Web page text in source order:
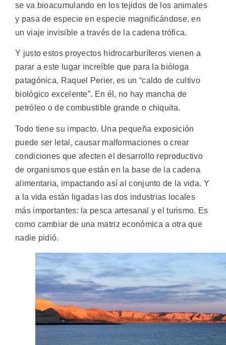
se va bioacumulando en los tejidos de los animales
y pasa de especie en especie magnificándose, en
un viaje invisible a través de la cadena trófica.
Y justo estos proyectos hidrocarburíferos vienen a
parar a este lugar increíble que para la bióloga
patagónica, Raquel Perier, es un “caldo de cultivo
biológico excelente”. En él, no hay mancha de
petróleo o de combustible grande o chiquita.
Todo tiene su impacto. Una pequeña exposición
puede ser letal, causar malformaciones o crear
condiciones que afecten el desarrollo reproductivo
de organismos que están en la base de la cadena
alimentaria, impactando así al conjunto de la vida. Y
a la vida están ligadas las dos industrias locales
más importantes: la pesca artesanal y el turismo. Es
como cambiar de una matriz económica a otra que
nadie pidió.